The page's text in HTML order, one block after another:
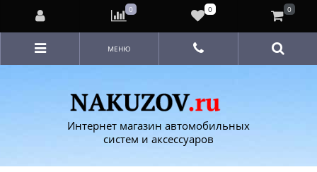
Интернет магазин автомобильных
систем и аксессуаров
МЕНЮ
0 0 0